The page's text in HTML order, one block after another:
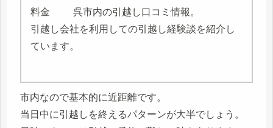
呉市内の引越し口コミ情報。
引越し会社を利用しての引越し経験談を紹介し
ています。
市内なので基本的に近距離です。
当日中に引越しを終えるパターンが大半でしょう。